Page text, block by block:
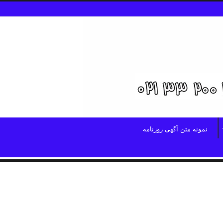
نمونه متن آگهی روزنامه